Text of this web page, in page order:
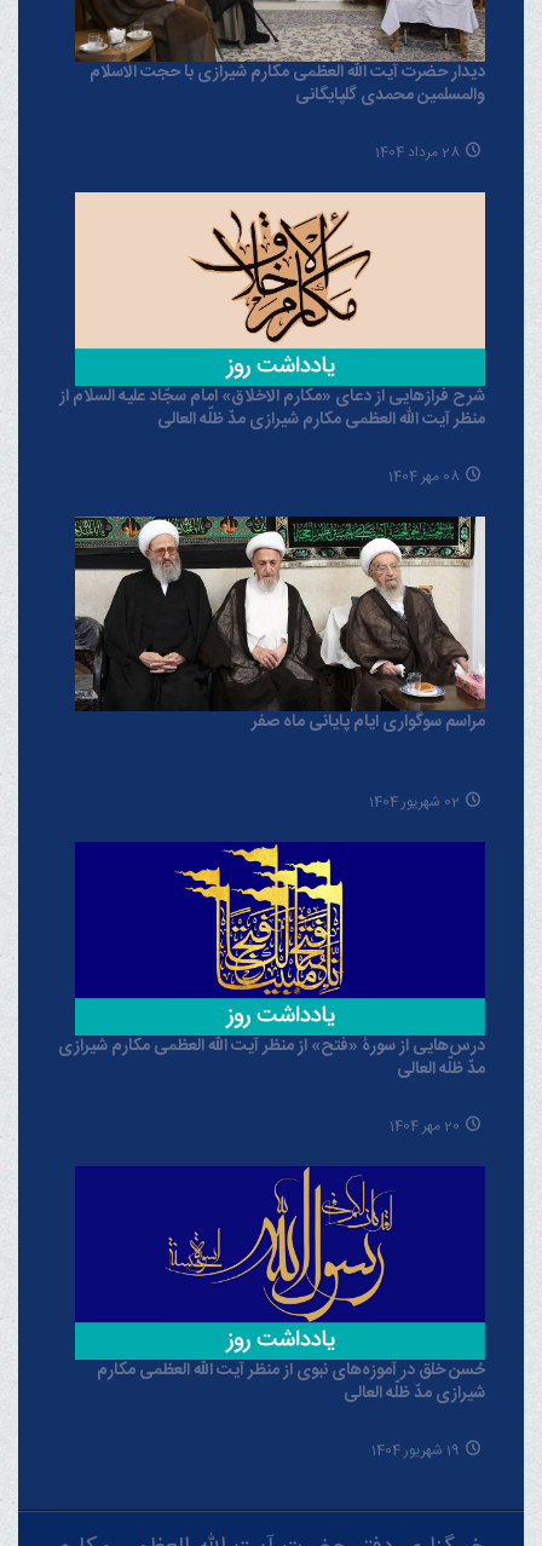
دیدار حضرت آیت الله العظمی مکارم شیرازی با حجت الاسلام
والمسلمین محمدی گلپایگانی
28 مرداد 1404
شرح فرازهایی از دعای «مکارم الاخلاق» امام سجّاد علیه السلام از
منظر آیت الله العظمی مکارم شیرازی مدّ ظلّه العالی
08 مهر 1404
مراسم سوگواری ایام پایانی ماه صفر
02 شهریور 1404
درس‌هایی از سورۀ «فتح» از منظر آیت الله العظمی مکارم شیرازی
مدّ ظلّه العالی
20 مهر 1404
حُسن خلق در آموزه‌های نبوی از منظر آیت الله العظمی مکارم
شیرازی مدّ ظلّه العالی
19 شهریور 1404